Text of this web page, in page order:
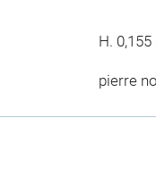
H.
pierre